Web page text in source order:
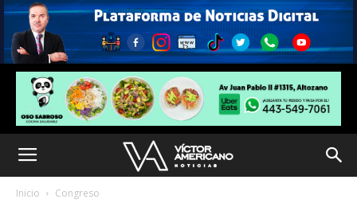
Inicio Congreso